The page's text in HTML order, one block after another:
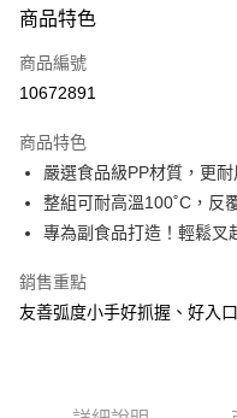
【大哥付你分期使用說明】
2.付款方式選擇「大哥付你分期
流程，驗證手機門號後，選擇欲
3.實際核准額度、可分期數及費
4.訂單成立30分鐘內，如未前往
消。如遇「轉專審核」未通過狀
法說明評估內容。
1.分期款項不併入電信帳單，「
2.透過簡訊連結打開帳單後，可
帳／街口支付／iPASS MONEY
買賣價金債權讓與本公司後，
相關說明
【關於「AFTEE先享後付」】
便利好安心！
１．簡單：不需註冊會員、不需
２．便利：只要手機號碼，簡訊
３．安心：先確認商品／服務後
１．於結帳方式選擇「AFTEE
結帳頁面，進行簡訊認證並確認
２．訂單成立數日內，您將收到
相關說明
「Hami Point」為中華電信所提
會員帳號後，即可在購物車使
ATM付款
付款後全家取貨
每筆NT$100，滿NT$999(含
商品特色
商品編號
10672891
商品特色
嚴選食品級PP材質，更
整組可耐高溫100˚C，反
專為副食品打造！輕鬆叉
銷售重點
友善弧度小手好抓握、好入